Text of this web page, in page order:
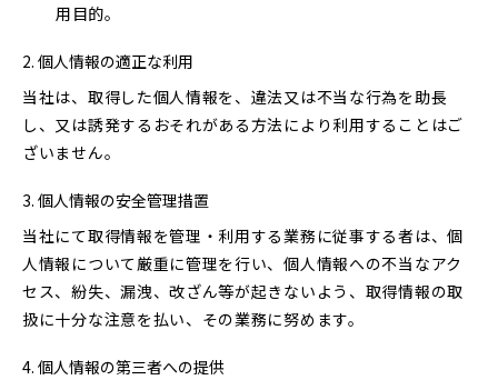
用目的。
個人情報の適正な利用
当社は、取得した個人情報を、違法又は不当な行為を助長
し、又は誘発するおそれがある方法により利用することはご
ざいません。
個人情報の安全管理措置
当社にて取得情報を管理・利用する業務に従事する者は、個
人情報について厳重に管理を行い、個人情報への不当なアク
セス、紛失、漏洩、改ざん等が起きないよう、取得情報の取
扱に十分な注意を払い、その業務に努めます。
個人情報の第三者への提供